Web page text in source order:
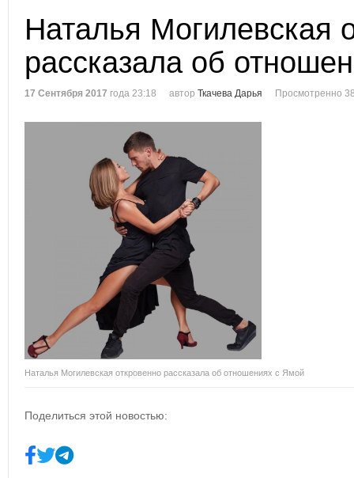
Наталья Могилевская
рассказала об
17 Сентября 2017 года 23:18 автор Ткачева Дарья Просмотренно
Наталья Могилевская откровенно рассказала об отношениях с Ямой
Поделиться этой новостью: